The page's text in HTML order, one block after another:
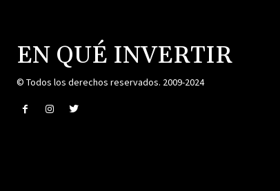
EN QUÉ INVERTIR
© Todos los derechos reservados. 2009-2024